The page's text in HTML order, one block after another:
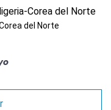
del Norte